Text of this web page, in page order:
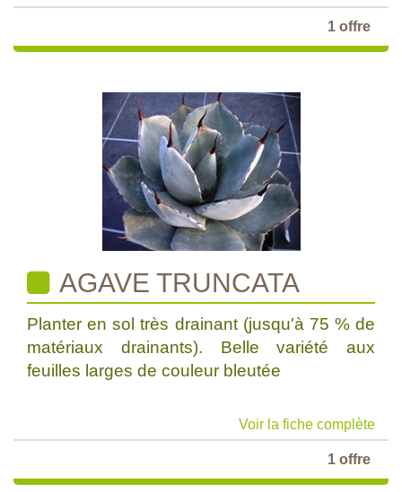
1 offre
AGAVE TRUNCATA
Planter en sol très drainant (jusqu'à 75 % de
matériaux drainants). Belle variété aux
feuilles larges de couleur bleutée
Voir la fiche complète
1 offre